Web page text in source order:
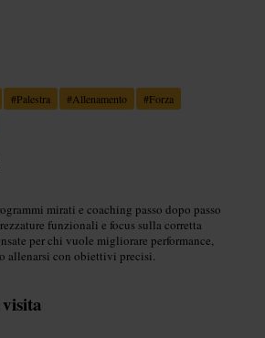
#Palestra #Allenamento #Forza
mirati e coaching passo dopo passo
funzionali e focus sulla corretta
per chi vuole migliorare performance,
allenarsi con obiettivi precisi.